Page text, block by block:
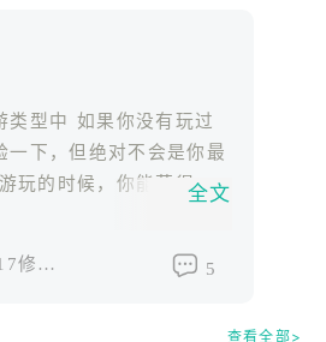
乐部，成为我们庞大的俱乐部
分。与全球汽车爱好者分享 20
跳舞，社交，并就你们对赛车
类型中 如果你没有玩过
一下，但绝对不会是你最
玩的时候，你能获得的
手游
全文
改过 5
查看全部>